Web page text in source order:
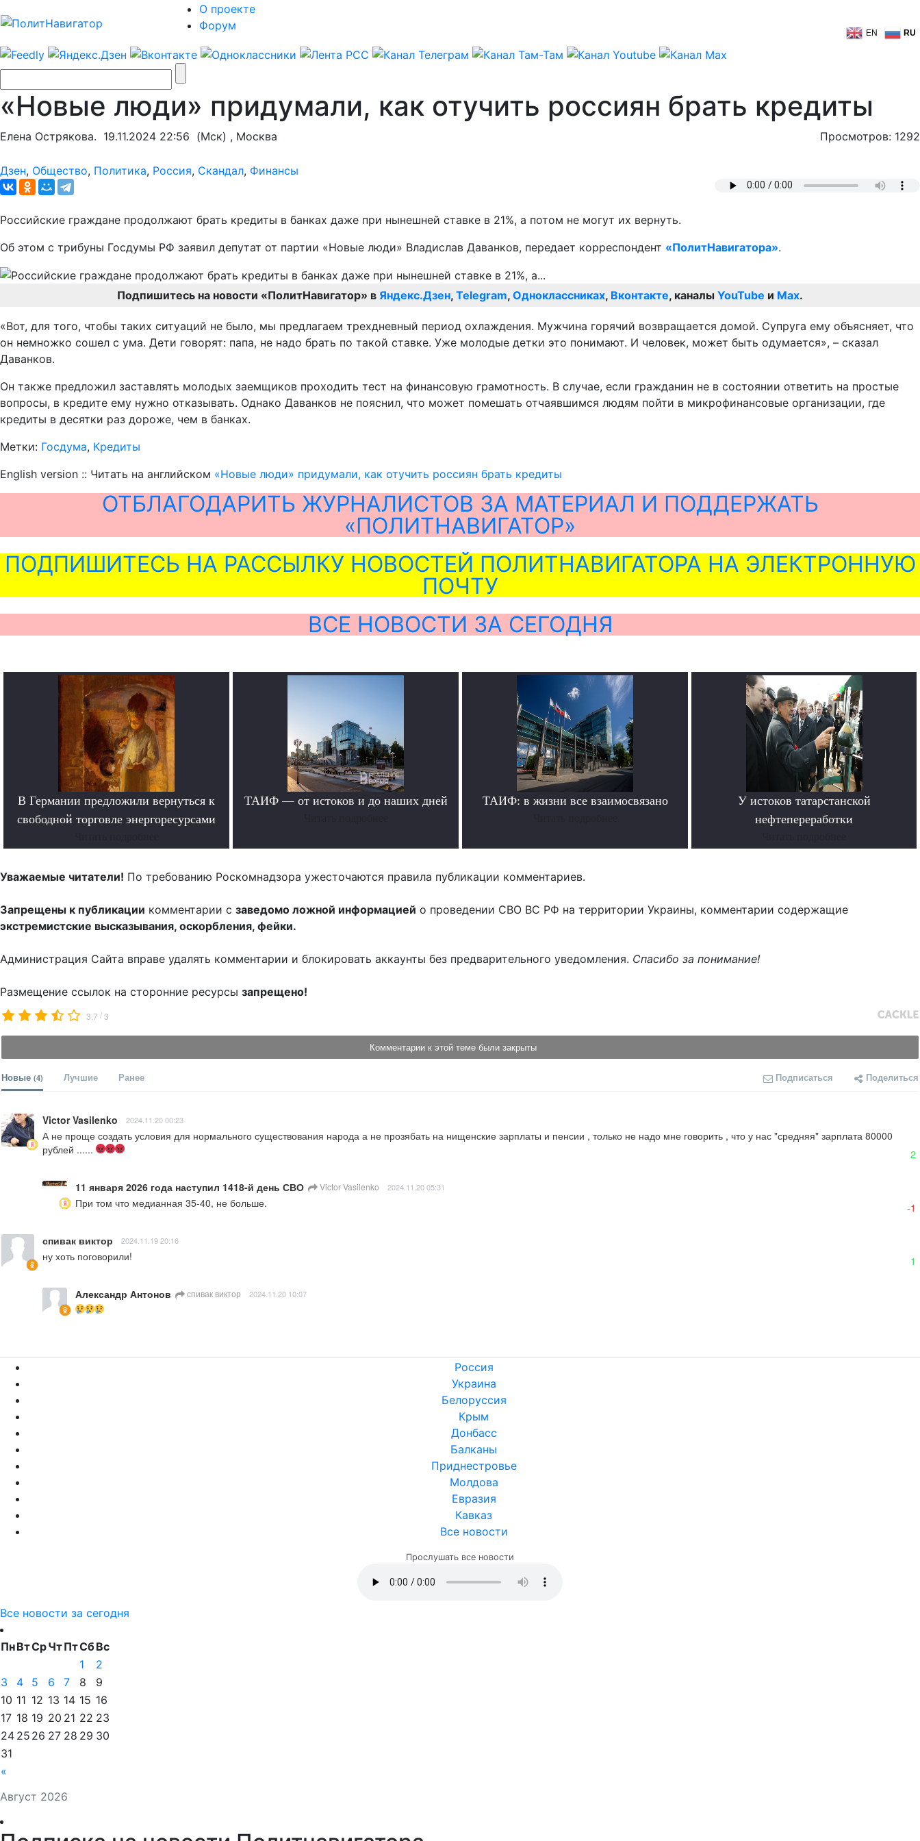
О проекте
Форум
EN RU
«Новые люди» придумали, как отучить россиян брать кредиты
Елена Острякова. 19.11.2024 22:56 (Мск) , Москва Просмотров: 1292
Дзен, Общество, Политика, Россия, Скандал, Финансы
Российские граждане продолжают брать кредиты в банках даже при нынешней ставке в 21%, а потом не могут их вернуть.
Об этом с трибуны Госдумы РФ заявил депутат от партии «Новые люди» Владислав Даванков, передает корреспондент «ПолитНавигатора».
Подпишитесь на новости «ПолитНавигатор» в Яндекс.Дзен, Telegram, Одноклассниках, Вконтакте, каналы YouTube и Max.
«Вот, для того, чтобы таких ситуаций не было, мы предлагаем трехдневный период охлаждения. Мужчина горячий возвращается домой. Супруга ему объясняет, что
он немножко сошел с ума. Дети говорят: папа, не надо брать по такой ставке. Уже молодые детки это понимают. И человек, может быть одумается», – сказал
Даванков.
Он также предложил заставлять молодых заемщиков проходить тест на финансовую грамотность. В случае, если гражданин не в состоянии ответить на простые
вопросы, в кредите ему нужно отказывать. Однако Даванков не пояснил, что может помешать отчаявшимся людям пойти в микрофинансовые организации, где
кредиты в десятки раз дороже, чем в банках.
Метки: Госдума, Кредиты
English version :: Читать на английском «Новые люди» придумали, как отучить россиян брать кредиты
ОТБЛАГОДАРИТЬ ЖУРНАЛИСТОВ ЗА МАТЕРИАЛ И ПОДДЕРЖАТЬ
«ПОЛИТНАВИГАТОР»
ПОДПИШИТЕСЬ НА РАССЫЛКУ НОВОСТЕЙ ПОЛИТНАВИГАТОРА НА ЭЛЕКТРОННУЮ
ПОЧТУ
ВСЕ НОВОСТИ ЗА СЕГОДНЯ
В Германии предложили вернуться к
свободной торговле энергоресурсами
ТАИФ — от истоков и до наших дней ТАИФ: в жизни все взаимосвязано
У истоков татарстанской
нефтепереработки
Уважаемые читатели! По требованию Роскомнадзора ужесточаются правила публикации комментариев.
Запрещены к публикации комментарии с заведомо ложной информацией о проведении СВО ВС РФ на территории Украины, комментарии содержащие
экстремистские высказывания, оскорбления, фейки.
Администрация Сайта вправе удалять комментарии и блокировать аккаунты без предварительного уведомления. Спасибо за понимание!
Размещение ссылок на сторонние ресурсы запрещено!
3.7 /3
Комментарии к этой теме были закрыты
Новые (4) Лучшие Ранее Подписаться Поделиться
Victor Vasilenko 2024.11.20 00:23
А не проще создать условия для нормального существования народа а не прозябать на нищенские зарплаты и пенсии , только не надо мне говорить , что у нас "средняя" зарплата 80000
рублей ......
2
11 января 2026 года наступил 1418-й день СВО Victor Vasilenko 2024.11.20 05:31
При том что медианная 35-40, не больше. -1
спивак виктор 2024.11.19 20:16
ну хоть поговорили! 1
Александр Антонов спивак виктор 2024.11.20 10:07
Россия
Украина
Белоруссия
Крым
Донбасс
Балканы
Приднестровье
Молдова
Евразия
Кавказ
Все новости
Прослушать все новости
Все новости за сегодня
Август 2026
ПнВтСрЧтПтСбВс
«
1
2
3
4 5 6 7 8
9
10 11 12 13 14 15 16
17 18 19 20 21 22 23
24 25 26 27 28 29 30
31